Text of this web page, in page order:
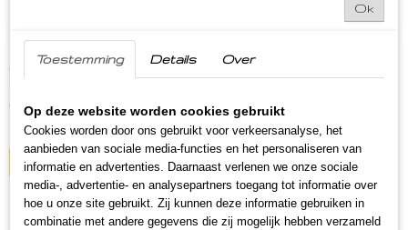
Zaerumse rode wijn
Zaerumse rode wijn Deze heerlijke Zaerumse rode wijn,…
€ 7,95
Op voorraad
IN WINKELWAGEN
Ok
Toestemming Details Over
Op deze website worden cookies gebruikt
Cookies worden door ons gebruikt voor verkeersanalyse, het
aanbieden van sociale media-functies en het personaliseren van
informatie en advertenties. Daarnaast verlenen we onze sociale
media-, advertentie- en analysepartners toegang tot informatie over
hoe u onze site gebruikt. Zij kunnen deze informatie gebruiken in
combinatie met andere gegevens die zij mogelijk hebben verzameld